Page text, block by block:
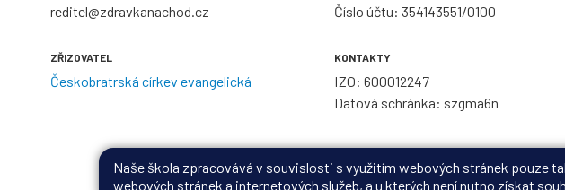
reditel@zdravkanachod.cz
ZŘIZOVATEL
Českobratrská církev evangelická
Číslo účtu: 354143551/0100
KONTAKTY
IZO: 600012247
Datová schránka: szgma6n
Naše škola zpracovává v souvislosti s využitím webových stránek pouze
webových stránek a internetových služeb, a u kterých není nutno získat